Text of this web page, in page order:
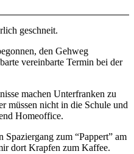
geschneit.
den Gehweg
vereinbarte Termin bei der
machen Unterfranken zu
müssen nicht in die Schule und
Homeoffice.
zum “Pappert” am
dort Krapfen zum Kaffee.